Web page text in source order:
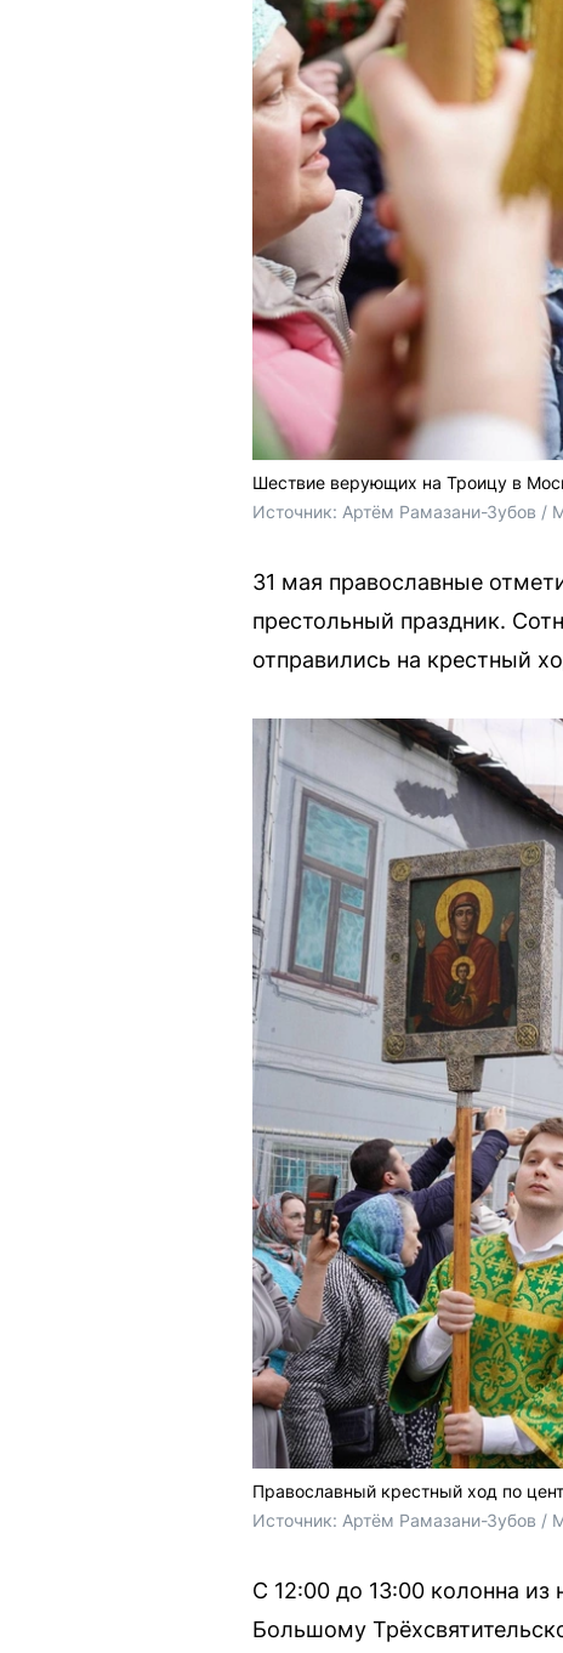
Шествие верующих на Троицу в
Источник: Артём Рамазани-Зубов /
31 мая православные
престольный праздник.
отправились на крестный
Православный крестный ход по
Источник: Артём Рамазани-Зубов /
С 12:00 до 13:00 колонна
Большому